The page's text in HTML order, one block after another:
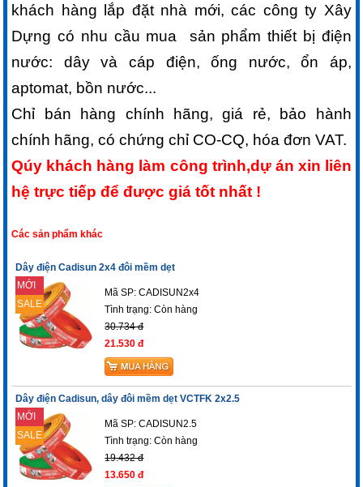
khách hàng lắp đặt nhà mới, các công ty Xây
Dựng có nhu cầu mua sản phẩm thiết bị điện
nước: dây và cáp điện, ống nước, ổn áp,
aptomat, bồn nước...
Chỉ bán hàng chính hãng, giá rẻ, bảo hành
chính hãng, có chứng chỉ CO-CQ, hóa đơn VAT.
Qúy khách hàng làm công trình,dự án xin liên
hệ trực tiếp để được giá tốt nhất !
Các sản phẩm khác
Dây điện Cadisun 2x4 đôi mềm dẹt
MỚI
SALE
Mã SP: CADISUN2x4
Tình trạng:Còn hàng
30.734 đ
21.530 đ
Dây điện Cadisun, dây đôi mềm dẹt VCTFK 2x2.5
MỚI
SALE
Mã SP: CADISUN2.5
Tình trạng:Còn hàng
19.432 đ
13.650 đ